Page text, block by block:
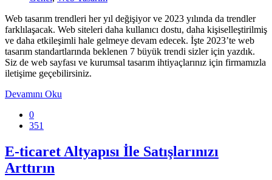
Web tasarım trendleri her yıl değişiyor ve 2023 yılında da trendler
farklılaşacak. Web siteleri daha kullanıcı dostu, daha kişiselleştirilmiş
ve daha etkileşimli hale gelmeye devam edecek. İşte 2023’te web
tasarım standartlarında beklenen 7 büyük trendi sizler için yazdık.
Siz de web sayfası ve kurumsal tasarım ihtiyaçlarınız için firmamızla
iletişime geçebilirsiniz.
Devamını Oku
0
351
E-ticaret Altyapısı İle Satışlarınızı
Arttırın